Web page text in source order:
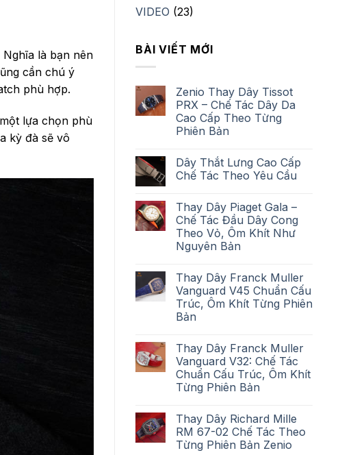
là bạn nên
cần chú ý
phù hợp.
lựa chọn phù
kỳ đà sẽ vô
VIDEO (23)
BÀI VIẾT MỚI
Zenio Thay Dây Tissot
PRX – Chế Tác Dây Da
Cao Cấp Theo Từng
Phiên Bản
Dây Thắt Lưng Cao Cấp
Chế Tác Theo Yêu Cầu
Thay Dây Piaget Gala –
Chế Tác Đầu Dây Cong
Theo Vỏ, Ôm Khít Như
Nguyên Bản
Thay Dây Franck Muller
Vanguard V45 Chuẩn Cấu
Trúc, Ôm Khít Từng Phiên
Bản
Thay Dây Franck Muller
Vanguard V32: Chế Tác
Chuẩn Cấu Trúc, Ôm Khít
Từng Phiên Bản
Thay Dây Richard Mille
RM 67-02 Chế Tác Theo
Từng Phiên Bản Zenio